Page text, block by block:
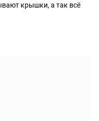
крышки, а так всё